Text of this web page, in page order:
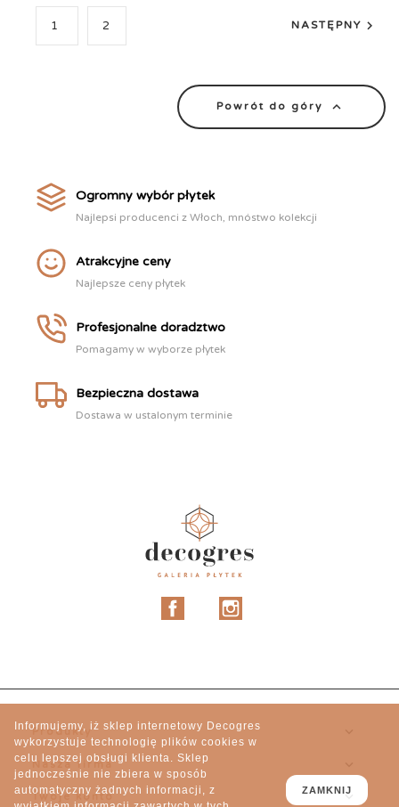
1 2 NASTĘPNY 
Powrót do góry 
Ogromny wybór płytek
Najlepsi producenci z Włoch, mnóstwo kolekcji
Atrakcyjne ceny
Najlepsze ceny płytek
Profesjonalne doradztwo
Pomagamy w wyborze płytek
Bezpieczna dostawa
Dostawa w ustalonym terminie
Facebook
Produkty
Nasza firma
Twoje konto 
Informujemy, iż sklep internetowy Decogres
wykorzystuje technologię plików cookies w
celu lepszej obsługi klienta. Sklep
jednocześnie nie zbiera w sposób
automatyczny żadnych informacji, z
ZAMKNIJ